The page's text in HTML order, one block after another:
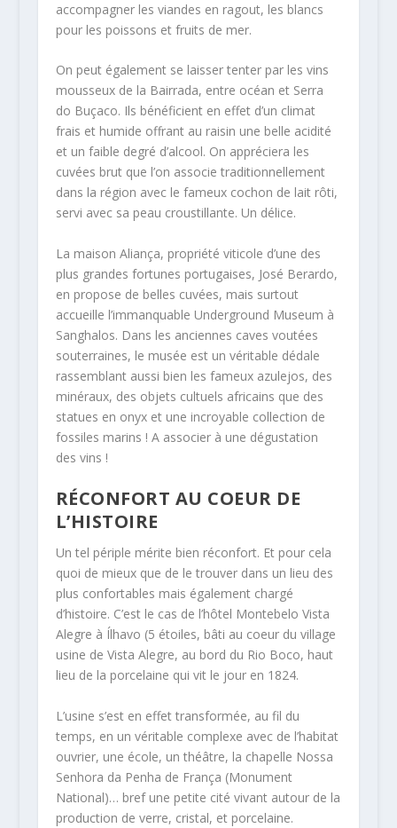
accompagner les viandes en ragout, les blancs
pour les poissons et fruits de mer.
On peut également se laisser tenter par les vins
mousseux de la Bairrada, entre océan et Serra
do Buçaco. Ils bénéficient en effet d’un climat
frais et humide offrant au raisin une belle acidité
et un faible degré d’alcool. On appréciera les
cuvées brut que l’on associe traditionnellement
dans la région avec le fameux cochon de lait rôti,
servi avec sa peau croustillante. Un délice.
La maison Aliança, propriété viticole d’une des
plus grandes fortunes portugaises, José Berardo,
en propose de belles cuvées, mais surtout
accueille l’immanquable Underground Museum à
Sanghalos. Dans les anciennes caves voutées
souterraines, le musée est un véritable dédale
rassemblant aussi bien les fameux azulejos, des
minéraux, des objets cultuels africains que des
statues en onyx et une incroyable collection de
fossiles marins ! A associer à une dégustation
des vins !
RÉCONFORT AU COEUR DE
L’HISTOIRE
Un tel périple mérite bien réconfort. Et pour cela
quoi de mieux que de le trouver dans un lieu des
plus confortables mais également chargé
d’histoire. C’est le cas de l’hôtel Montebelo Vista
Alegre à Ílhavo (5 étoiles, bâti au coeur du village
usine de Vista Alegre, au bord du Rio Boco, haut
lieu de la porcelaine qui vit le jour en 1824.
L’usine s’est en effet transformée, au fil du
temps, en un véritable complexe avec de l’habitat
ouvrier, une école, un théâtre, la chapelle Nossa
Senhora da Penha de França (Monument
National)… bref une petite cité vivant autour de la
production de verre, cristal, et porcelaine.